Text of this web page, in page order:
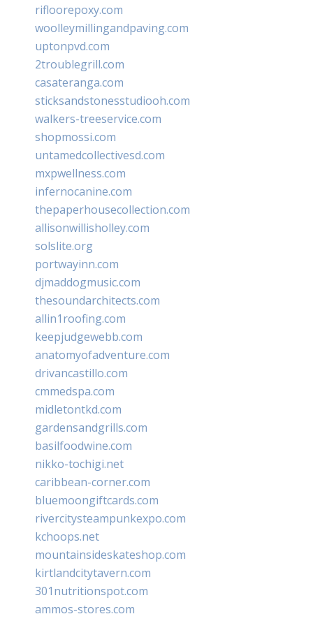
rifloorepoxy.com
woolleymillingandpaving.com
uptonpvd.com
2troublegrill.com
casateranga.com
sticksandstonesstudiooh.com
walkers-treeservice.com
shopmossi.com
untamedcollectivesd.com
mxpwellness.com
infernocanine.com
thepaperhousecollection.com
allisonwillisholley.com
solslite.org
portwayinn.com
djmaddogmusic.com
thesoundarchitects.com
allin1roofing.com
keepjudgewebb.com
anatomyofadventure.com
drivancastillo.com
cmmedspa.com
midletontkd.com
gardensandgrills.com
basilfoodwine.com
nikko-tochigi.net
caribbean-corner.com
bluemoongiftcards.com
rivercitysteampunkexpo.com
kchoops.net
mountainsideskateshop.com
kirtlandcitytavern.com
301nutritionspot.com
ammos-stores.com